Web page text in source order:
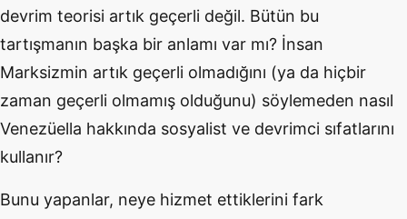
devrim teorisi artık geçerli değil. Bütün bu
tartışmanın başka bir anlamı var mı? İnsan
Marksizmin artık geçerli olmadığını (ya da hiçbir
zaman geçerli olmamış olduğunu) söylemeden nasıl
Venezüella hakkında sosyalist ve devrimci sıfatlarını
kullanır?
Bunu yapanlar, neye hizmet ettiklerini fark